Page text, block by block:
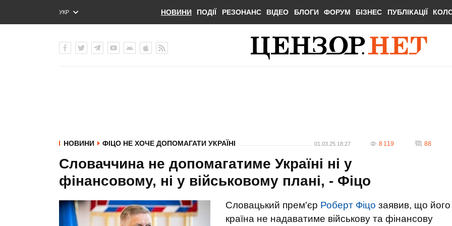
УКР
ENG
НОВИНИ ПОДІЇ РЕЗОНАНС ВІДЕО БЛОГИ ФОРУМ БІЗНЕС ПУБЛІКАЦІЇ
НОВИНИ ФІЦО НЕ ХОЧЕ ДОПОМАГАТИ УКРАЇНІ 01.03.25 18:27 8 119 88
Словаччина не допомагатиме Україні ні у
фінансовому, ні у військовому плані, - Фіцо
Словацький прем'єр Роберт Фіцо заявив, що його
країна не надаватиме військову та фінансову